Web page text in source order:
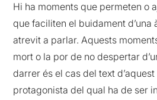
Hi ha moments que permeten o
que faciliten el buidament d’una
atrevit a parlar. Aquests
mort o la por de no despertar
darrer és el cas del text
protagonista del qual ha de ser